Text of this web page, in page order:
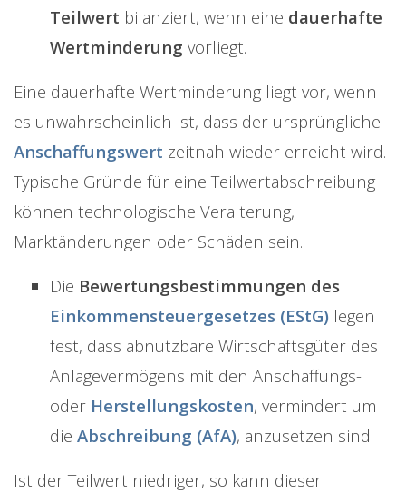
Teilwert bilanziert, wenn eine dauerhafte
Wertminderung vorliegt.
Eine dauerhafte Wertminderung liegt vor, wenn
es unwahrscheinlich ist, dass der ursprüngliche
Anschaffungswert zeitnah wieder erreicht wird.
Typische Gründe für eine Teilwertabschreibung
können technologische Veralterung,
Marktänderungen oder Schäden sein.
Die Bewertungsbestimmungen des
Einkommensteuergesetzes (EStG) legen
fest, dass abnutzbare Wirtschaftsgüter des
Anlagevermögens mit den Anschaffungs-
oder Herstellungskosten, vermindert um
die Abschreibung (AfA), anzusetzen sind.
Ist der Teilwert niedriger, so kann dieser